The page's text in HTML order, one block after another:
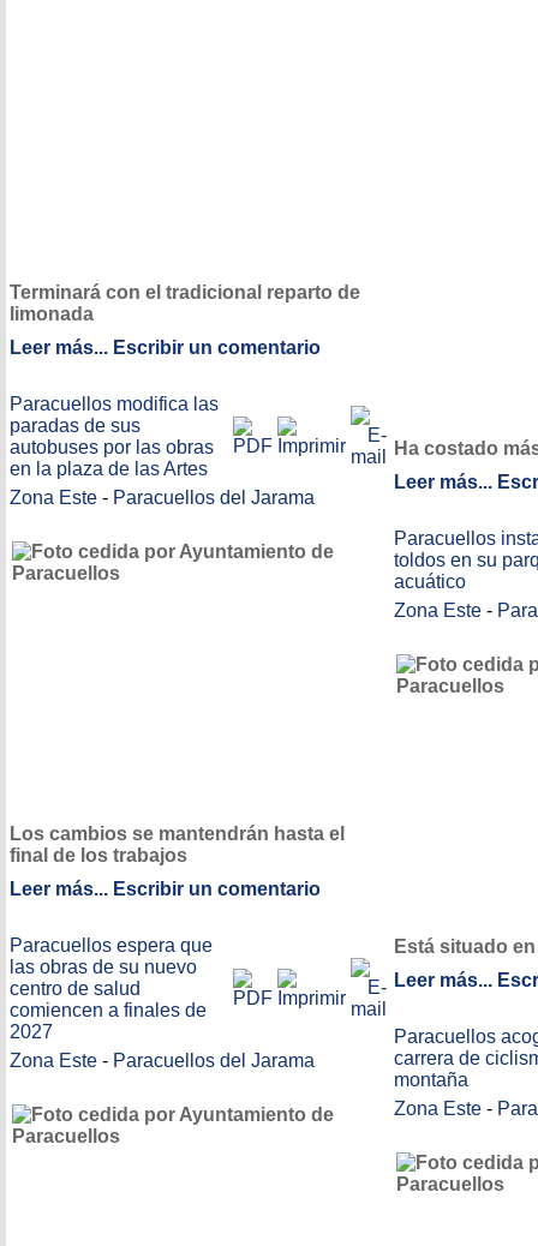
Terminará con el tradicional reparto de
limonada
Leer más... Escribir un comentario
Paracuellos modifica las
paradas de sus
autobuses por las obras
en la plaza de las Artes
Zona Este - Paracuellos del Jarama
Los cambios se mantendrán hasta el
final de los trabajos
Leer más... Escribir un comentario
Paracuellos espera que
las obras de su nuevo
centro de salud
comiencen a finales de
2027
Zona Este - Paracuellos del Jarama
Ha costado
Leer más...
Paracuellos
toldos en su
acuático
Zona Este -
Está situado
Leer más...
Paracuellos
carrera de
montaña
Zona Este -